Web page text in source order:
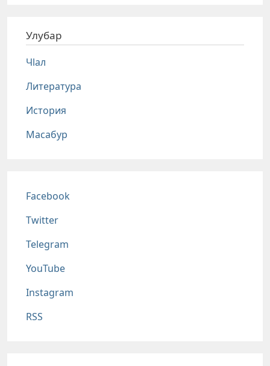
Улубар
Чlал
Литература
История
Масабур
Соц сети
Facebook
Twitter
Telegram
YouTube
Instagram
RSS